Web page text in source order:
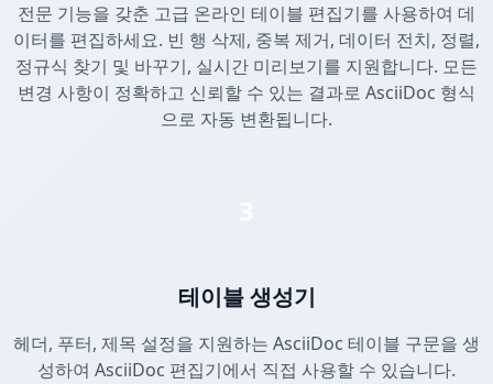
전문 기능을 갖춘 고급 온라인 테이블 편집기를 사용하여 데
이터를 편집하세요. 빈 행 삭제, 중복 제거, 데이터 전치, 정렬,
정규식 찾기 및 바꾸기, 실시간 미리보기를 지원합니다. 모든
변경 사항이 정확하고 신뢰할 수 있는 결과로 AsciiDoc 형식
으로 자동 변환됩니다.
테이블 생성기
헤더, 푸터, 제목 설정을 지원하는 AsciiDoc 테이블 구문을 생
성하여 AsciiDoc 편집기에서 직접 사용할 수 있습니다.